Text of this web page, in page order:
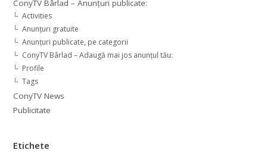
ConyTV Bârlad – Anunțuri publicate:
Activities
Anunțuri gratuite
Anunțuri publicate, pe categorii
ConyTV Bârlad – Adaugă mai jos anunțul tău:
Profile
Tags
ConyTV News
Publicitate
Etichete